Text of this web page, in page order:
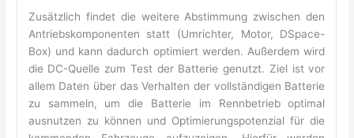
Zusätzlich findet die weitere Abstimmung zwischen den
Antriebskomponenten statt (Umrichter, Motor, DSpace-
Box) und kann dadurch optimiert werden. Außerdem wird
die DC-Quelle zum Test der Batterie genutzt. Ziel ist vor
allem Daten über das Verhalten der vollständigen Batterie
zu sammeln, um die Batterie im Rennbetrieb optimal
ausnutzen zu können und Optimierungspotenzial für die